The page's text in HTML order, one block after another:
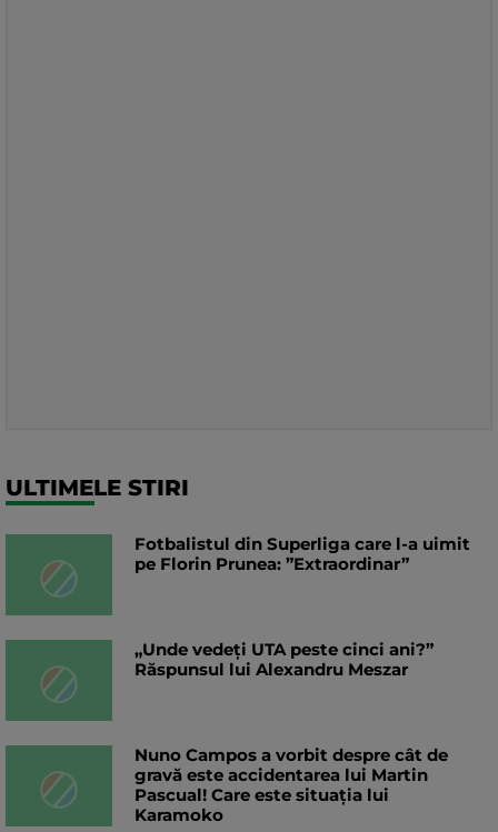
ULTIMELE STIRI
Fotbalistul din Superliga care l-a uimit
pe Florin Prunea: ”Extraordinar”
„Unde vedeți UTA peste cinci ani?”
Răspunsul lui Alexandru Meszar
Nuno Campos a vorbit despre cât de
gravă este accidentarea lui Martin
Pascual! Care este situația lui
Karamoko